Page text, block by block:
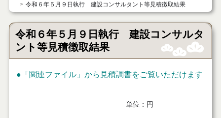
令和６年５月９日執行 建設コンサルタント等見積徴取結果
令和６年５月９日執行 建設コンサルタ
ント等見積徴取結果
●「関連ファイル」から見積調書をご覧いただけます
単位：円